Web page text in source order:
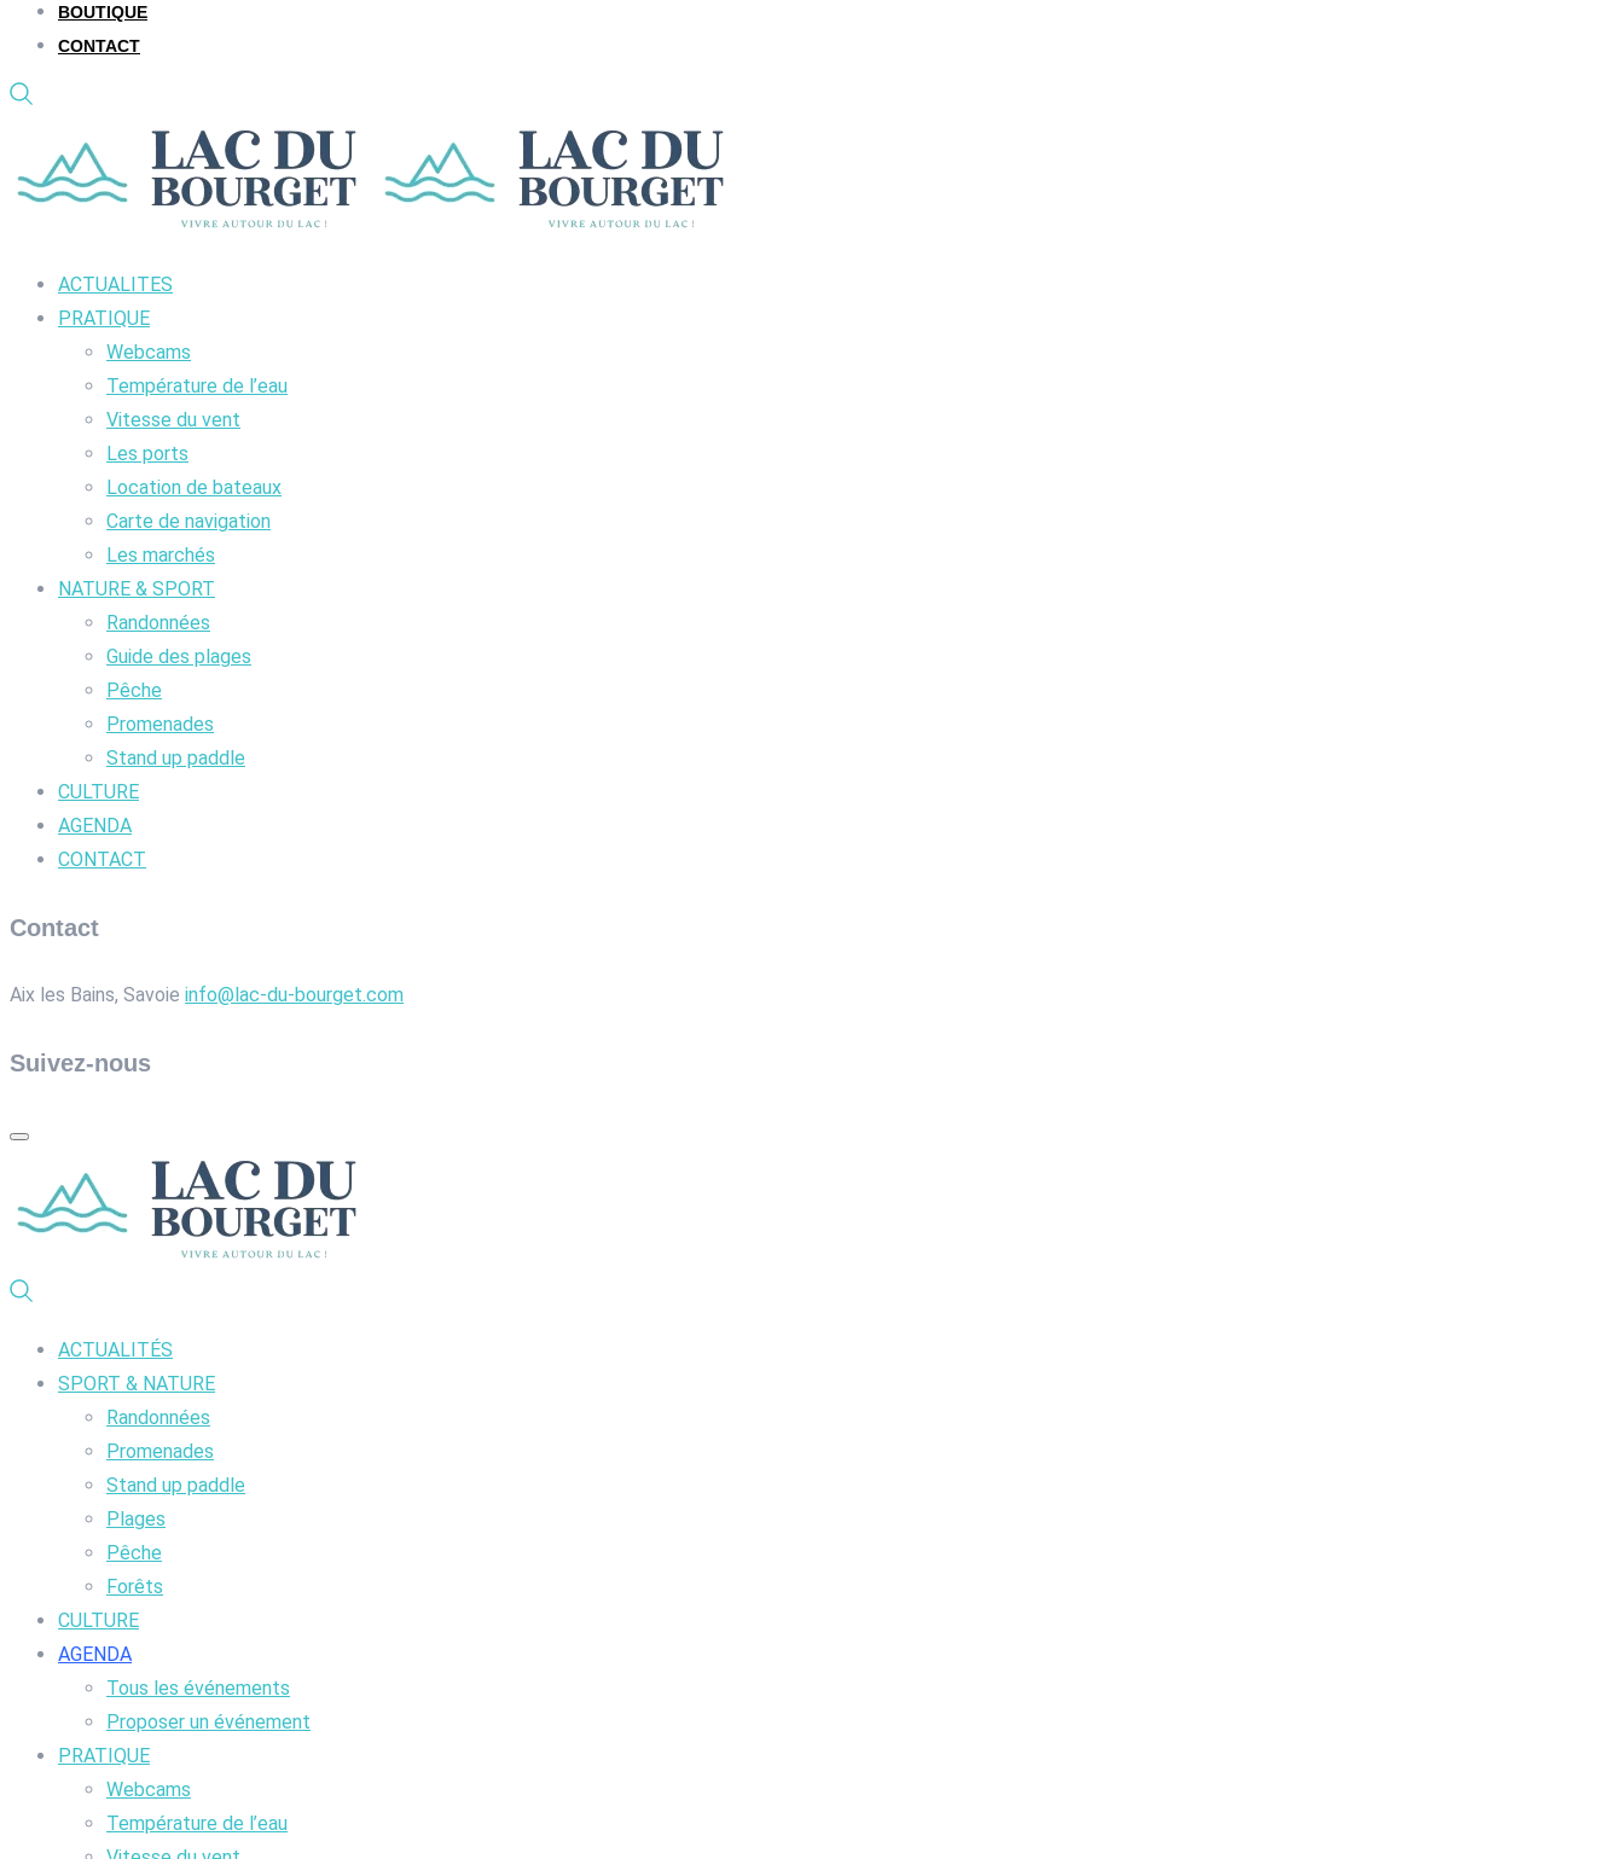
BOUTIQUE
CONTACT
ACTUALITES
PRATIQUE
Webcams
Température de l’eau
Vitesse du vent
Les ports
Location de bateaux
Carte de navigation
Les marchés
NATURE & SPORT
Randonnées
Guide des plages
Pêche
Promenades
Stand up paddle
CULTURE
AGENDA
CONTACT
Contact
Aix les Bains, Savoie info@lac-du-bourget.com
Suivez-nous
ACTUALITÉS
SPORT & NATURE
Randonnées
Promenades
Stand up paddle
Plages
Pêche
Forêts
CULTURE
AGENDA
Tous les événements
Proposer un événement
PRATIQUE
Webcams
Température de l’eau